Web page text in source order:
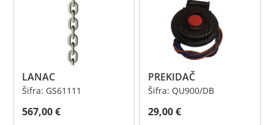
LANAC
Šifra: GS61111
567,00€
PREKIDAČ
Šifra: QU900/DB
29,00€